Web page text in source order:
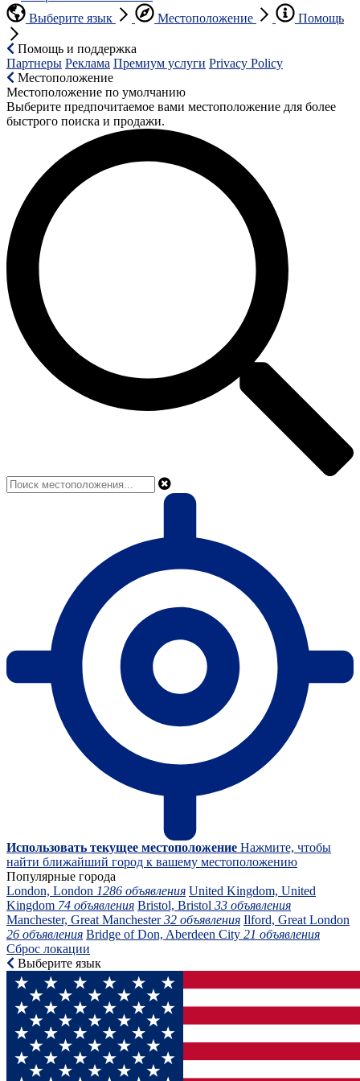
Выберите язык
Местоположение Помощь
Помощь и поддержка
Партнеры Реклама Премиум услуги Privacy Policy
Местоположение
Местоположение по умолчанию
Выберите предпочитаемое вами местоположение для более
быстрого поиска и продажи.
Использовать текущее местоположение Нажмите, чтобы
найти ближайший город к вашему местоположению
Популярные города
London, London 1286 объявления United Kingdom, United
Kingdom 74 объявления Bristol, Bristol 33 объявления
Manchester, Great Manchester32 объявления Ilford, Great London
26 объявления Bridge of Don, Aberdeen City 21 объявления
Сброс локации
Выберите язык